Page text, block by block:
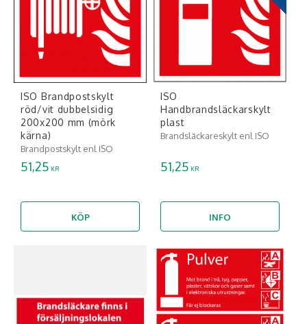
ISO Brandpostskylt
röd/vit dubbelsidig
200x200 mm (mörk
kärna)
Brandpostskylt enl ISO
51,25 KR
KÖP
ISO
Handbrandsläckarskylt
plast
Brandsläckareskylt enl ISO
51,25 KR
INFO